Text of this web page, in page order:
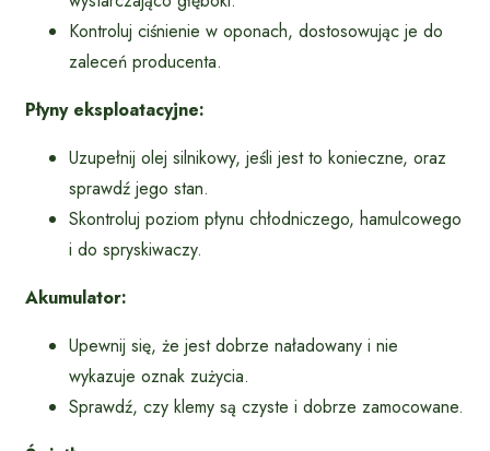
Kontroluj ciśnienie w oponach, dostosowując je do
zaleceń producenta.
Płyny eksploatacyjne:
Uzupełnij olej silnikowy, jeśli jest to konieczne, oraz
sprawdź jego stan.
Skontroluj poziom płynu chłodniczego, hamulcowego
i do spryskiwaczy.
Akumulator:
Upewnij się, że jest dobrze naładowany i nie
wykazuje oznak zużycia.
Sprawdź, czy klemy są czyste i dobrze zamocowane.